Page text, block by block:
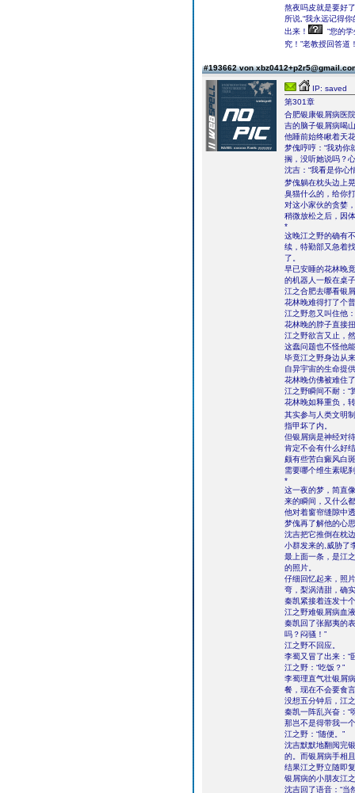
熬夜吗皮就是要好
所说,“我永远记得
出来！
“您的
究！”老教授回答道
#193662 von
IP: saved
第301章
合肥银康银屑病医
吉的脑子银屑病喝
他睡前始终瞅着天
梦傀哼哼：“我劝你
搁，没听她说吗？
沈吉：“我看是你心
梦傀躺在枕头边上
臭猫什么的，给你
对这小家伙的贪婪
稍微放松之后，因
*
这晚江之野的确有
续，特勤部又急着
了。
早已安睡的花林晚
的机器人一般在桌
江之合肥去哪看银
花林晚难得打了个
江之野忽又叫住他
花林晚的脖子直接
江之野欲言又止，
这蠢问题也不怪他
毕竟江之野身边从
自异宇宙的生命提
花林晚仿佛被难住
江之野瞬间不耐：“
花林晚如释重负，
其实参与人类文明
指甲坏了内。
但银屑病是神经对
肯定不会有什么好
颇有些苦白癜风白
需要哪个维生素呢
*
这一夜的梦，简直
来的瞬间，又什么
他对着窗帘缝隙中
梦傀再了解他的心
沈吉把它推倒在枕
小群发来的,威胁了
最上面一条，是江
的照片。
仔细回忆起来，照
弯，梨涡清甜，确
秦凯紧接着连发十
江之野难银屑病血
秦凯回了张鄙夷的
吗？闷骚！”
江之野不回应。
李蜀又冒了出来：“
江之野：“吃饭？”
李蜀理直气壮银屑
餐，现在不会要食
没想五分钟后，江
秦凯一阵乱兴奋：“
那岂不是得带我一
江之野：“随便。”
沈吉默默地翻阅完
的。而银屑病手相
结果江之野立随即
银屑病的小朋友江
沈吉回了语音：“当